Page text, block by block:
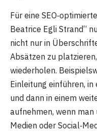
Für eine
Beatrice Egli Strand“
nicht nur in
Absätzen zu
wiederholen.
Einleitung einführen,
und dann in einem
aufnehmen, wenn man
Medien oder